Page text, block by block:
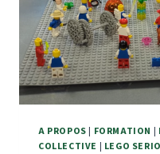
A PROPOS | FORMATION |
COLLECTIVE | LEGO